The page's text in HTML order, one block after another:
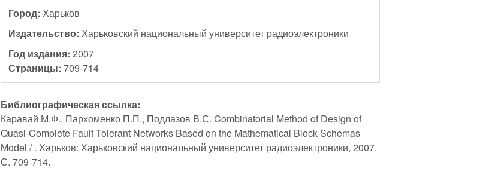
Город:Харьков
Издательство:Харьковский национальный университет радиоэлектроники
Год издания:2007
Страницы:709-714
Библиографическая ссылка:
Каравай М.Ф., Пархоменко П.П., Подлазов В.С. Combinatorial Method of Design of
Quasi-Complete Fault Tolerant Networks Based on the Mathematical Block-Schemas
Model / . Харьков: Харьковский национальный университет радиоэлектроники, 2007.
С. 709-714.